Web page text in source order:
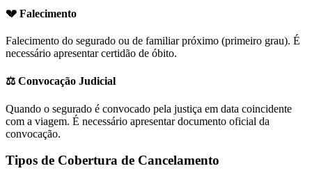
💔 Falecimento
Falecimento do segurado ou de familiar próximo (primeiro grau). É
necessário apresentar certidão de óbito.
⚖️ Convocação Judicial
Quando o segurado é convocado pela justiça em data coincidente
com a viagem. É necessário apresentar documento oficial da
convocação.
Tipos de Cobertura de Cancelamento